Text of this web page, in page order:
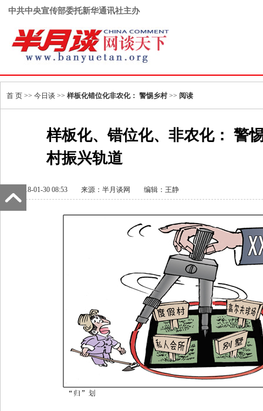
中共中央宣传部委托新华通讯社主办
首 页 >> 今日谈 >> 样板化错位化非农化： 警惕乡村>> 阅读
样板化、错位化、非农化： 警
村振兴轨道
2018-01-30 08:53 来源： 半月谈网 编辑：王静